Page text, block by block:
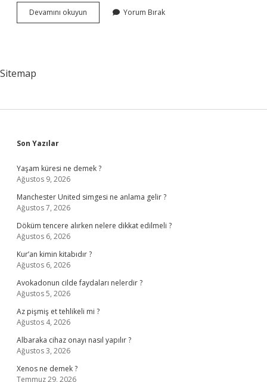
Devamını okuyun
Kişilik
Yorum Bırak
Sitemap
Sidebar
Son Yazılar
Yaşam küresi ne demek ?
Ağustos 9, 2026
Manchester United simgesi ne anlama gelir ?
Ağustos 7, 2026
Döküm tencere alırken nelere dikkat edilmeli ?
Ağustos 6, 2026
Kur’an kimin kitabıdır ?
Ağustos 6, 2026
Avokadonun cilde faydaları nelerdir ?
Ağustos 5, 2026
Az pişmiş et tehlikeli mi ?
Ağustos 4, 2026
Albaraka cihaz onayı nasıl yapılır ?
Ağustos 3, 2026
Xenos ne demek ?
Temmuz 29, 2026